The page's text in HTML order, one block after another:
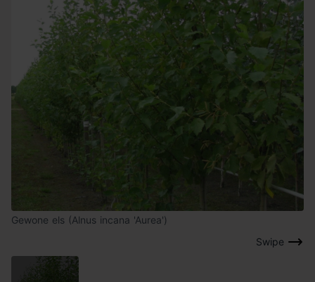
Swipe
Gewone els (Alnus incana 'Aurea')